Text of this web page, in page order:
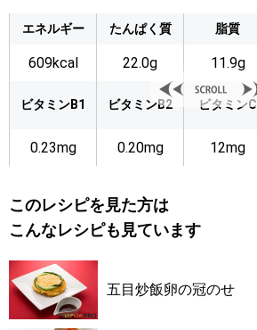
エネルギー たんぱく質 脂質
609kcal 22.0g 11.9g
ビタミンB1 ビタミンB2 ビタミンC
0.23mg 0.20mg 12mg
このレシピを見た方は
こんなレシピも見ています
五目炒飯卵の冠のせ